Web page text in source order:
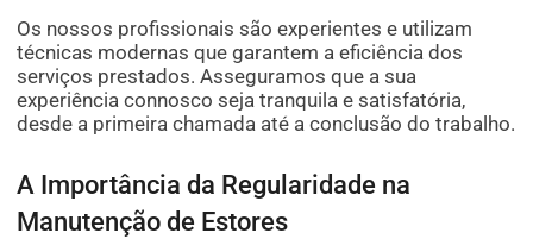
Os nossos profissionais são experientes e utilizam
técnicas modernas que garantem a eficiência dos
serviços prestados. Asseguramos que a sua
experiência connosco seja tranquila e satisfatória,
desde a primeira chamada até a conclusão do trabalho.
A Importância da Regularidade na
Manutenção de Estores